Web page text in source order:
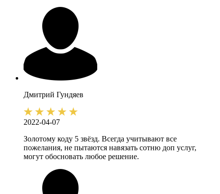
Дмитрий Гундяев
2022-04-07
Золотому коду 5 звёзд. Всегда учитывают все
пожелания, не пытаются навязать сотню доп услуг,
могут обосновать любое решение.